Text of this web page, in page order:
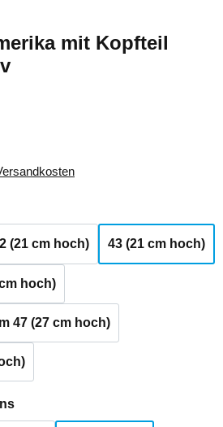
mit Kopfteil
(21 cm hoch) 43 (21 cm hoch)
hoch)
47 (27 cm hoch)
auswählen